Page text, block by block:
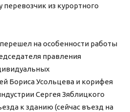
из курортного
на особенности работы
правления
Бориса Усольцева и корифея
Сергея Зяблицкого
к зданию (сейчас въезд на